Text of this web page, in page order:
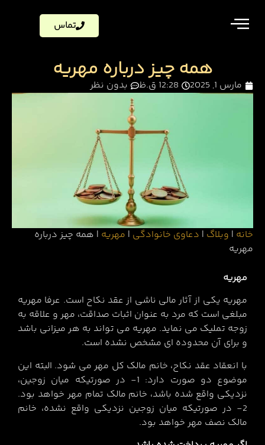
تماس
همه چیز درباره مهریه
مارس 1, 2025 12:28 ق.ظ بدون نظر
خانه | وبلاگ | دعاوی خانوادگی | مهریه | همه چیز درباره
مهریه
مهریه
مهریه یکی از آثار مالی ناشی از عقد نکاح است. عرفا مهریه
مبلغی است که مرد به عنوان اثبات صداقت، مهر و علاقه به
زوجه تملیک می نماید. مهریه می تواند به هر میزانی باشد
و برای آن محدوده ای مشخص نشده است.
با انعقاد عقد نکاح، خانم مالک کل مهر می شود. البته این
موضوع دو صورت دارد: 1- در صورتیکه میان زوجین،
نزدیکی واقع شده باشد، خانم مالک تمام مهر خواهد بود.
2- در صورتیکه میان زوجین نزدیکی واقع نشده، خانم
مالک نصف مهر خواهد بود.